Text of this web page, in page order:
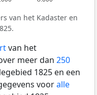
van het Kadaster en
van het
meer dan 250
1825 en een
vooralle